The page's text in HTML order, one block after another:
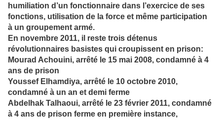
humiliation d’un fonctionnaire dans l’exercice de ses
fonctions, utilisation de la force et même participation
à un groupement armé.
En novembre 2011, il reste trois détenus
révolutionnaires basistes qui croupissent en prison:
Mourad Achouini, arrêté le 15 mai 2008, condamné à 4
ans de prison
Youssef Elhamdiya, arrêté le 10 octobre 2010,
condamné à un an et demi ferme
Abdelhak Talhaoui, arrêté le 23 février 2011, condamné
à 4 ans de prison ferme en première instance,